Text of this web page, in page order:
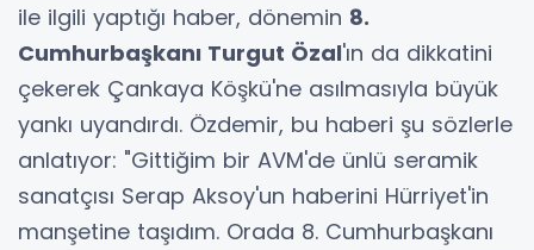
ile ilgili yaptığı haber, dönemin 8.
Cumhurbaşkanı Turgut Özal'ın da dikkatini
çekerek Çankaya Köşkü'ne asılmasıyla büyük
yankı uyandırdı. Özdemir, bu haberi şu sözlerle
anlatıyor: "Gittiğim bir AVM'de ünlü seramik
sanatçısı Serap Aksoy'un haberini Hürriyet'in
manşetine taşıdım. Orada 8. Cumhurbaşkanı